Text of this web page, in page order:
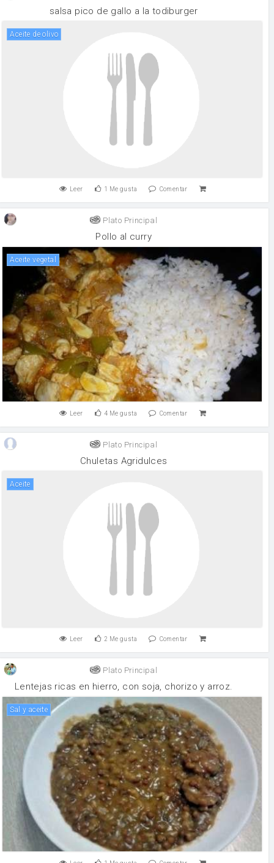
salsa pico de gallo a la todiburger
aceite de olivo
Leer 1 Me gusta Comentar
Plato Principal
Pollo al curry
aceite vegetal
Leer 4 Me gusta Comentar
Plato Principal
Chuletas Agridulces
aceite
Leer 2 Me gusta Comentar
Plato Principal
Lentejas ricas en hierro, con soja, chorizo y arroz.
Sal y aceite